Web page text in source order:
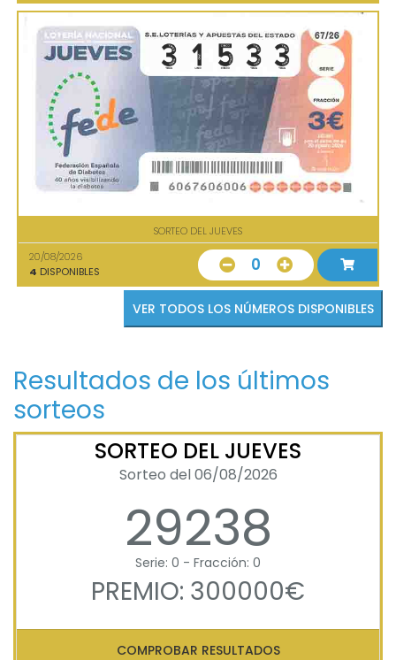
SORTEO DEL JUEVES
20/08/2026
4 DISPONIBLES 0
VER TODOS LOS NÚMEROS DISPONIBLES
Resultados de los últimos
sorteos
SORTEO DEL JUEVES
Sorteo del 06/08/2026
29238
Serie: 0 - Fracción: 0
PREMIO: 300000€
COMPROBAR RESULTADOS